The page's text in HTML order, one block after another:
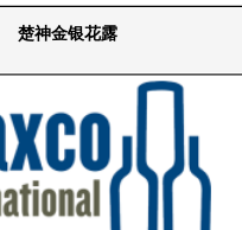
楚神金银花露